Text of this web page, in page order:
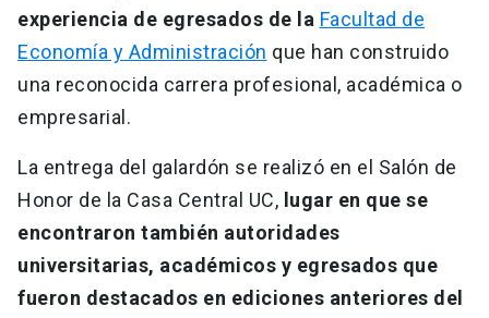
experiencia de egresados de la Facultad de
Economía y Administración que han construido
una reconocida carrera profesional, académica o
empresarial.
La entrega del galardón se realizó en el Salón de
Honor de la Casa Central UC, lugar en que se
encontraron también autoridades
universitarias, académicos y egresados que
fueron destacados en ediciones anteriores del